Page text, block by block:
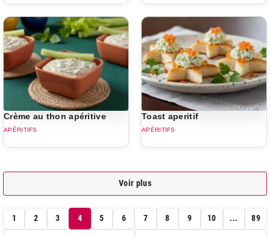
Crème au thon apéritive
APÉRITIFS
Toast aperitif
APÉRITIFS
Voir plus
1 2 3 4 5 6 7 8 9 10 ... 89